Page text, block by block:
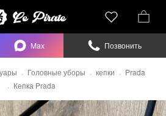
Головные уборы кепки
Prada
Кепка Prada
Max Позвонить